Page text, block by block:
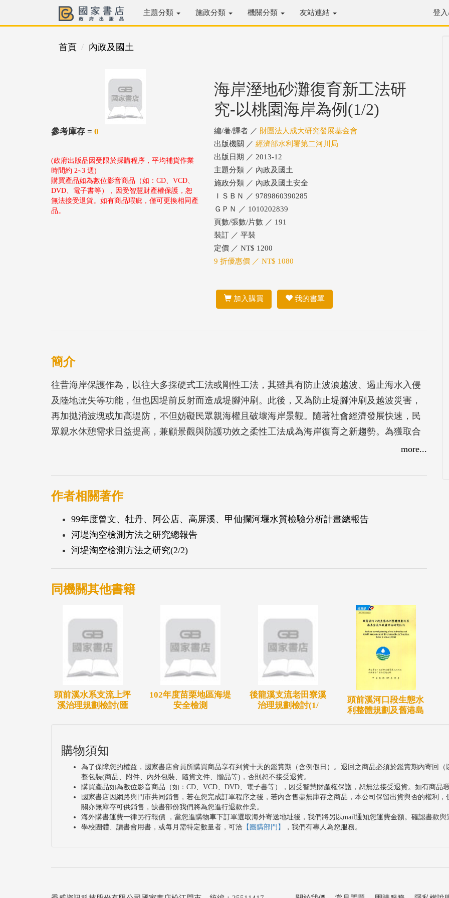
主題分類 施政分類 機關分類 友站連結 登
首頁 內政及國土
參考庫存 = 0
(政府出版品因受限於採購程序，平均補貨作業
時間約 2~3 週)
購買產品如為數位影音商品（如：CD、VCD、
DVD、電子書等），因受智慧財產權保護，恕
無法接受退貨。如有商品瑕疵，僅可更換相同產
品。
海岸溼地砂灘復育新工法研
究-以桃園海岸為例(1/2)
編/著/譯者 ／ 財團法人成大研究發展基金會
出版機關 ／ 經濟部水利署第二河川局
出版日期 ／ 2013-12
主題分類 ／ 內政及國土
施政分類 ／ 內政及國土安全
ＩＳＢＮ ／ 9789860390285
ＧＰＮ ／ 1010202839
頁數/張數/片數 ／ 191
裝訂 ／ 平裝
定價 ／ NT$ 1200
9 折優惠價 ／ NT$ 1080
加入購買 我的書單
簡介
往昔海岸保護作為，以往大多採硬式工法或剛性工法，其雖具有防止波浪越波、遏止海水入侵
及陸地流失等功能，但也因堤前反射而造成堤腳沖刷。此後，又為防止堤腳沖刷及越波災害，
再加拋消波塊或加高堤防，不但妨礙民眾親海權且破壞海岸景觀。隨著社會經濟發展快速，民
眾親水休憩需求日益提高，兼顧景觀與防護功效之柔性工法成為海岸復育之新趨勢。為獲取合
適桃園海岸段之防護工法，本計畫依桃園縣歷年地形變化擇取海岸侵蝕較嚴重區域，進行創新
結構安全分析等作業，檢核其施作成效以及未來海岸防護與沙灘復育之應用參考。
由桃園海岸歷年水深地形侵淤分析結果顯示，桃園縣海岸在北港海堤至樹林溪及新屋溪至永安
重，2009年7月至2012年9月期間海岸線之後退幅度高達54~67m。因此，擇於北港海堤至垃圾掩
埋場海岸段，作為現地試驗工法之場址。現地試驗工法選擇原則，乃以沿伸波浪消能緩衝區(淺
灘促淤後，後側砂灘即生成)，避免對鄰近海岸造成侵蝕影響以及經濟性與景觀性為主要考量。
參考現況海岸波流數值模擬結果、國外海岸防護經驗及國內物料特性(盛產竹支)，現地試驗工法
採現地試驗工法─離岸潛沒式突堤工法採以竹樁進行佈設。
開。現地試驗工法於海岸防護與復育之成效，藉由試驗地區地形監測，分析觀測期間之平面侵
淤、灘線變化、土方變動趨勢，並藉由檢定過之波流數值模式，分析海岸結構物對鄰近海岸之
影響。
more...
作者相關著作
99年度曾文、牡丹、阿公店、高屏溪、甲仙攔河堰水質檢驗分析計畫總報告
河堤淘空檢測方法之研究總報告
河堤淘空檢測方法之研究(2/2)
同機關其他書籍
頭前溪水系支流上坪
溪治理規劃檢討(匯
102年度苗栗地區海堤
安全檢測
後龍溪支流老田寮溪
治理規劃檢討(1/
頭前溪河口段生態水
利整體規劃及舊港島
購物須知
為了保障您的權益，國家書店會員所購買商品享有到貨十天的鑑賞期（含例假日）。退回之商品必須於鑑賞期內寄回
整包裝(商品、附件、內外包裝、隨貨文件、贈品等)，否則恕不接受退貨。
購買產品如為數位影音商品（如：CD、VCD、DVD、電子書等），因受智慧財產權保護，恕無法接受退貨。如有商品
國家書店因網路與門市共同銷售，若在您完成訂單程序之後，若內含售盡無庫存之商品，本公司保留出貨與否的權利
關亦無庫存可供銷售，缺書部份我們將為您進行退款作業。
海外購書運費一律另行報價 ，當您進購物車下訂單選取海外寄送地址後，我們將另以mail通知您運費金額。確認書款
學校團體、讀書會用書，或每月需特定數量者，可洽 【團購部門】 ，我們有專人為您服務。